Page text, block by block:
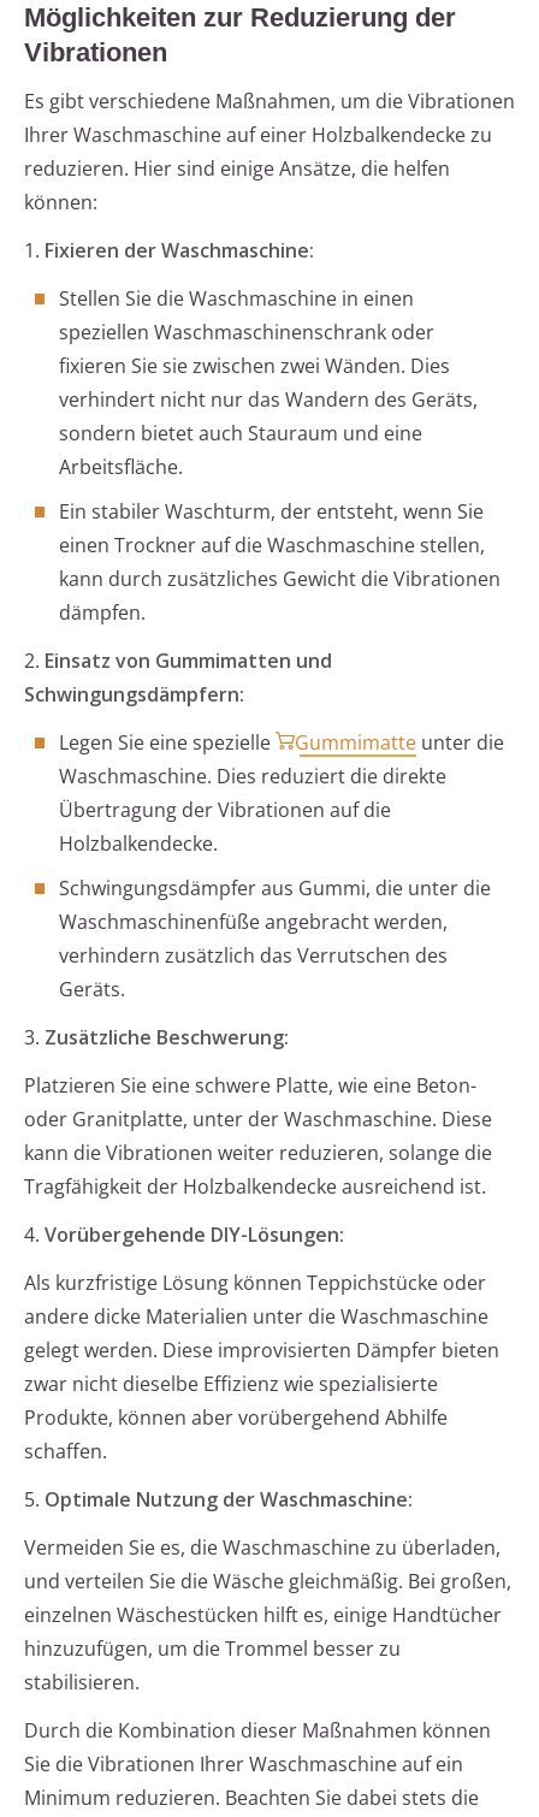
Möglichkeiten zur Reduzierung der
Vibrationen
Es gibt verschiedene Maßnahmen, um die Vibrationen
Ihrer Waschmaschine auf einer Holzbalkendecke zu
reduzieren. Hier sind einige Ansätze, die helfen
können:
1. Fixieren der Waschmaschine:
Stellen Sie die Waschmaschine in einen
speziellen Waschmaschinenschrank oder
fixieren Sie sie zwischen zwei Wänden. Dies
verhindert nicht nur das Wandern des Geräts,
sondern bietet auch Stauraum und eine
Arbeitsfläche.
Ein stabiler Waschturm, der entsteht, wenn Sie
einen Trockner auf die Waschmaschine stellen,
kann durch zusätzliches Gewicht die Vibrationen
dämpfen.
2. Einsatz von Gummimatten und
Schwingungsdämpfern:
Legen Sie eine spezielle
Gummimatte unter die
Waschmaschine. Dies reduziert die direkte
Übertragung der Vibrationen auf die
Holzbalkendecke.
Schwingungsdämpfer aus Gummi, die unter die
Waschmaschinenfüße angebracht werden,
verhindern zusätzlich das Verrutschen des
Geräts.
3. Zusätzliche Beschwerung:
Platzieren Sie eine schwere Platte, wie eine Beton-
oder Granitplatte, unter der Waschmaschine. Diese
kann die Vibrationen weiter reduzieren, solange die
Tragfähigkeit der Holzbalkendecke ausreichend ist.
4. Vorübergehende DIY-Lösungen:
Als kurzfristige Lösung können Teppichstücke oder
andere dicke Materialien unter die Waschmaschine
gelegt werden. Diese improvisierten Dämpfer bieten
zwar nicht dieselbe Effizienz wie spezialisierte
Produkte, können aber vorübergehend Abhilfe
schaffen.
5. Optimale Nutzung der Waschmaschine:
Vermeiden Sie es, die Waschmaschine zu überladen,
und verteilen Sie die Wäsche gleichmäßig. Bei großen,
einzelnen Wäschestücken hilft es, einige Handtücher
hinzuzufügen, um die Trommel besser zu
stabilisieren.
Durch die Kombination dieser Maßnahmen können
Sie die Vibrationen Ihrer Waschmaschine auf ein
Minimum reduzieren. Beachten Sie dabei stets die